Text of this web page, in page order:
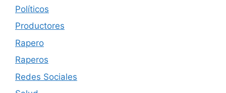
Políticos
Productores
Rapero
Raperos
Redes Sociales